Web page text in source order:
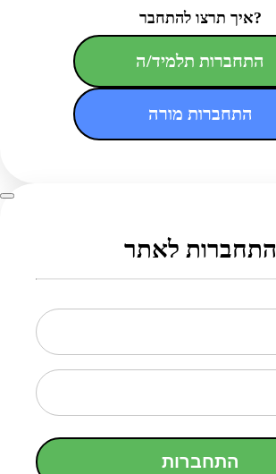
איך תרצו להתחבר?
התחברות תלמיד/ה
התחברות מורה
התחברות לאתר
התחברות